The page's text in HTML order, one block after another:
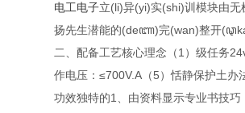
电工电子立(li)异(yi)实(shi)训模块由
扬先生潜能的(deꦚ)完(wan)整开
二、配备工艺核心理念（1）级任务
作电压：≤700V.A（5）恬静保护土
功效独特的1、由资料显示专业书技